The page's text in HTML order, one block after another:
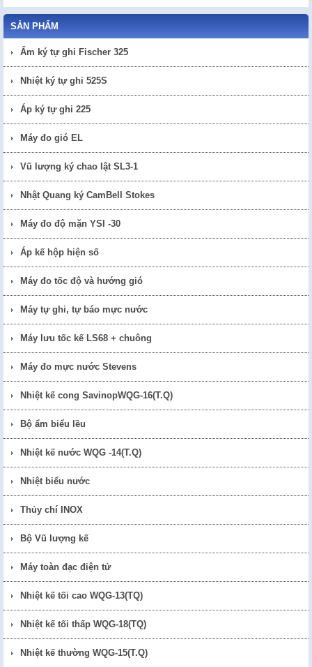
SẢN PHẨM
Ẩm ký tự ghi Fischer 325
Nhiệt ký tự ghi 525S
Áp ký tự ghi 225
Máy đo gió EL
Vũ lượng ký chao lật SL3-1
Nhật Quang ký CamBell Stokes
Máy đo độ mặn YSI -30
Áp kế hộp hiện số
Máy đo tốc độ và hướng gió
Máy tự ghi, tự báo mực nước
Máy lưu tốc kế LS68 + chuông
Máy đo mực nước Stevens
Nhiệt kế cong SavinopWQG-16(T.Q)
Bộ ẩm biểu lều
Nhiệt kế nước WQG -14(T.Q)
Nhiệt biểu nước
Thủy chí INOX
Bộ Vũ lượng kế
Máy toàn đạc điện tử
Nhiệt kế tối cao WQG-13(TQ)
Nhiệt kế tối thấp WQG-18(TQ)
Nhiệt kế thường WQG-15(T.Q)